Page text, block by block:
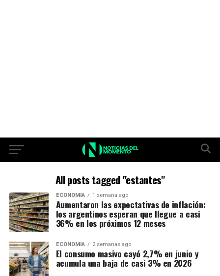
All posts tagged "estantes"
ECONOMIA 1 semana ago
Aumentaron las expectativas de inflación:
los argentinos esperan que llegue a casi
36% en los próximos 12 meses
ECONOMIA 2 semanas ago
El consumo masivo cayó 2,7% en junio y
acumula una baja de casi 3% en 2026